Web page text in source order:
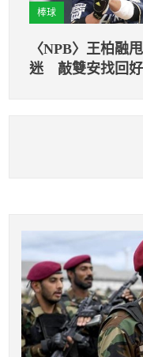
棒球
〈NPB〉王柏融
迷 敲雙安找回